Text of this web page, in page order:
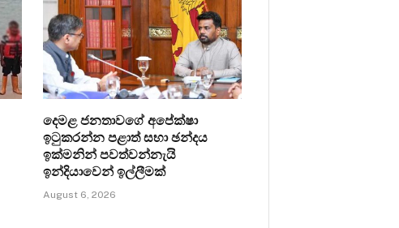
දෙමළ ජනතාවගේ අපේක්ෂා
ඉටුකරන්න පළාත් සභා ඡන්දය
ඉක්මනින් පවත්වන්නැයි
ඉන්දියාවෙන් ඉල්ලීමක්
August 6, 2026